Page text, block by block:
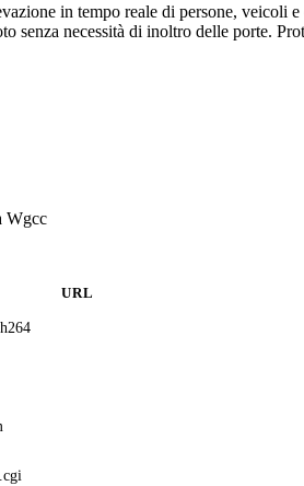
in tempo reale di persone, veicoli
necessità di inoltro delle porte.
Wgcc
URL